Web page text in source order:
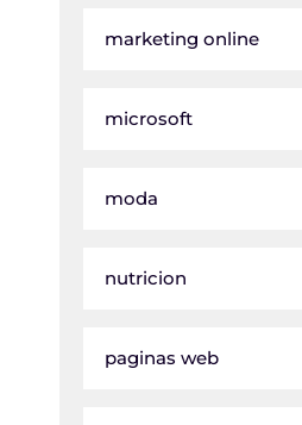
marketing online
microsoft
moda
nutricion
paginas web